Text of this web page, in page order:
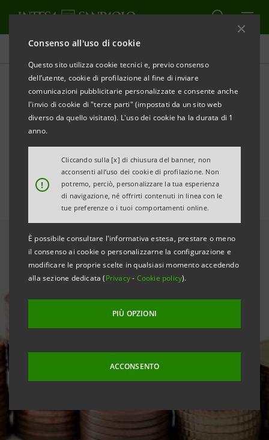
Consenso all'uso di cookie
Questo sito utilizza cookie tecnici e, previo consenso
dell’utente, cookie di profilazione al fine di inviare
comunicazioni pubblicitarie personalizzate e consente anche
l'invio di cookie di "terze parti" (impostati da un sito web
diverso da quello visitato). L'uso dei cookie ha la durata di 1
anno.
!
Cliccando sulla [x] di chiusura del banner, non
acconsenti all’uso dei cookie di profilazione. Non
potremo, perciò, personalizzare la tua esperienza
di navigazione, né offrirti contenuti in linea con le
tue preferenze o i tuoi comportamenti online.
È possibile consultare l'informativa estesa, prestare o meno
il consenso ai cookie o personalizzarne la configurazione e
modificare le proprie scelte in qualsiasi momento accedendo
alla sezione dedicata (Privacy- Cookie policy).
PIÙ OPZIONI
ACCONSENTO
Area Media
Finanza locale 2022: saldo
positivo per i Comuni,
Regioni in peggioramento